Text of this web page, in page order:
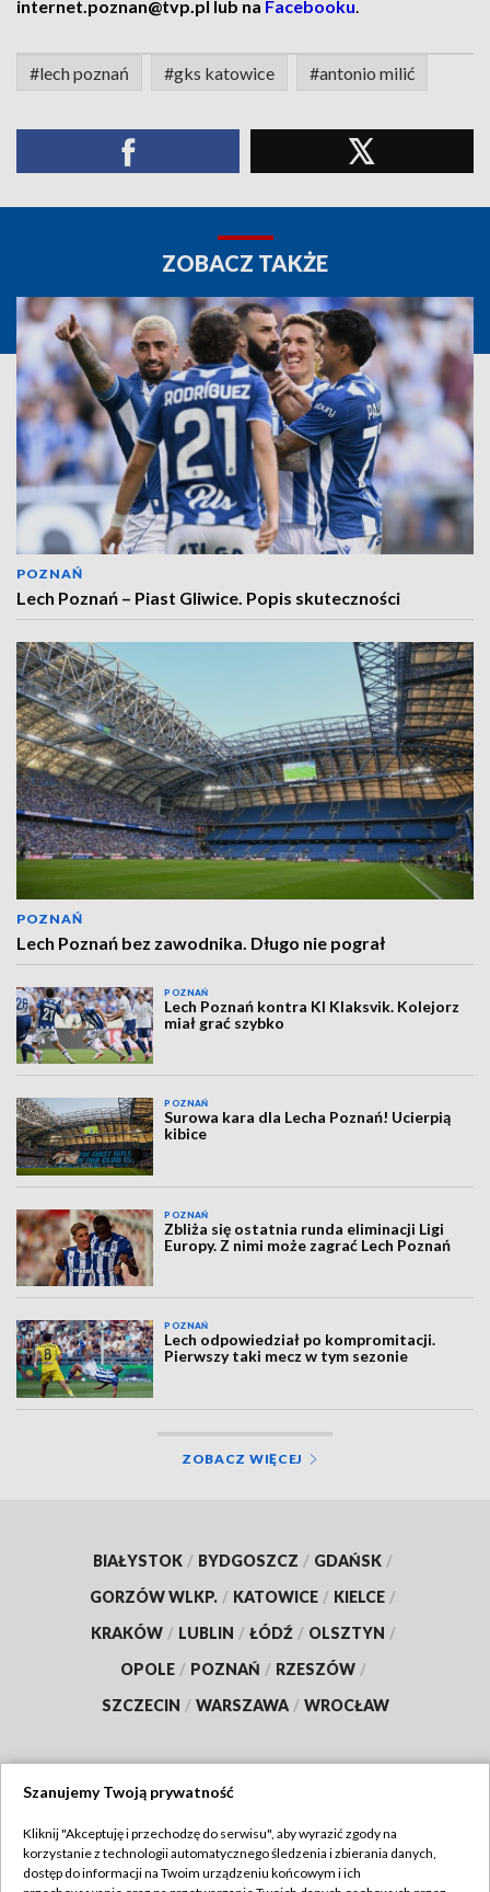
internet.poznan@tvp.pl lub na Facebooku.
#lech poznań #gks katowice #antonio milić
ZOBACZ TAKŻE
POZNAŃ
Lech Poznań – Piast Gliwice. Popis skuteczności
POZNAŃ
Lech Poznań bez zawodnika. Długo nie pograł
POZNAŃ
Lech Poznań kontra KI Klaksvik. Kolejorz
miał grać szybko
POZNAŃ
Surowa kara dla Lecha Poznań! Ucierpią
kibice
POZNAŃ
Zbliża się ostatnia runda eliminacji Ligi
Europy. Z nimi może zagrać Lech Poznań
POZNAŃ
Lech odpowiedział po kompromitacji.
Pierwszy taki mecz w tym sezonie
ZOBACZ WIĘCEJ
BIAŁYSTOK / BYDGOSZCZ / GDAŃSK /
GORZÓW WLKP. / KATOWICE / KIELCE /
KRAKÓW / LUBLIN / ŁÓDŹ / OLSZTYN /
OPOLE / POZNAŃ / RZESZÓW /
SZCZECIN / WARSZAWA / WROCŁAW
TVP
Szanujemy Twoją prywatność
Kliknij "Akceptuję i przechodzę do serwisu", aby wyrazić zgody na
korzystanie z technologii automatycznego śledzenia i zbierania danych,
dostęp do informacji na Twoim urządzeniu końcowym i ich